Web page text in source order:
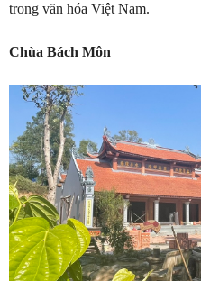
trong văn hóa Việt Nam.
Chùa Bách Môn